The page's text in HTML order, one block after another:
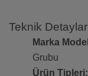
Teknik
Marka
Grubu
Ürün Tipleri: